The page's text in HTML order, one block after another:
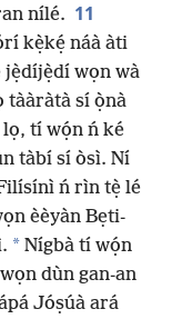
nílé. 11
kẹ̀kẹ́ náà àti
wọn wà
tààràtà sí ọ̀nà
lọ, tí wọ́n ń ké
tàbí sí òsì. Ní
ń rìn tẹ̀ lé
èèyàn Bẹti-
* Nígbà tí wọ́n
dùn gan-an
Jóṣúà ará